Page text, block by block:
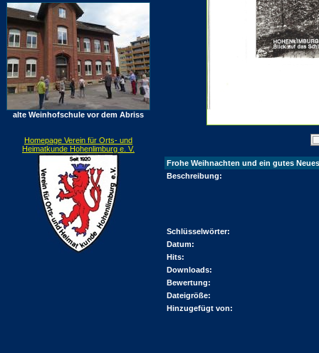
alte Weinhofschule vor dem Abriss
Homepage Verein für Orts- und
Heimatkunde Hohenlimburg e. V.
Frohe Weihnachten und ein gutes
Beschreibung:
Schlüsselwörter:
Datum:
Hits:
Downloads:
Bewertung:
Dateigröße:
Hinzugefügt von: